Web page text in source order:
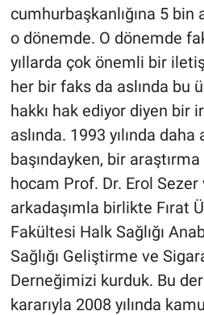
cumhurbaşkanlığına 5
o dönemde. O dönemde
yıllarda çok önemli bir
her bir faks da aslında bu
hakkı hak ediyor diyen bir
aslında. 1993 yılında
başındayken, bir
hocam Prof. Dr. Erol
arkadaşımla birlikte Fırat
Fakültesi Halk Sağlığı
Sağlığı Geliştirme ve
Derneğimizi kurduk. Bu
kararıyla 2008 yılında